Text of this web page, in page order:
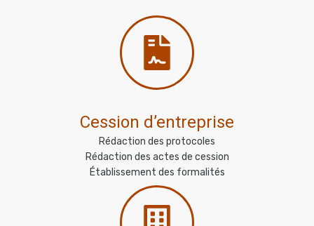
Cession d’entreprise
Rédaction des protocoles
Rédaction des actes de cession
Établissement des formalités